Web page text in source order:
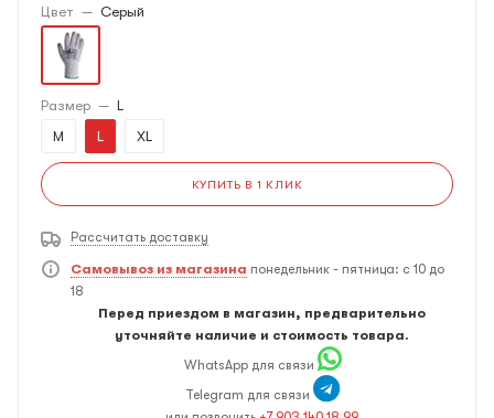
Цвет — Серый
Размер — L
M
L XL
КУПИТЬ В 1 КЛИК
Рассчитать доставку
Самовывоз из магазина понедельник - пятница: с 10 до
18
Перед приездом в магазин, предварительно
уточняйте наличие и стоимость товара.
WhatsApp для связи
Telegram для связи